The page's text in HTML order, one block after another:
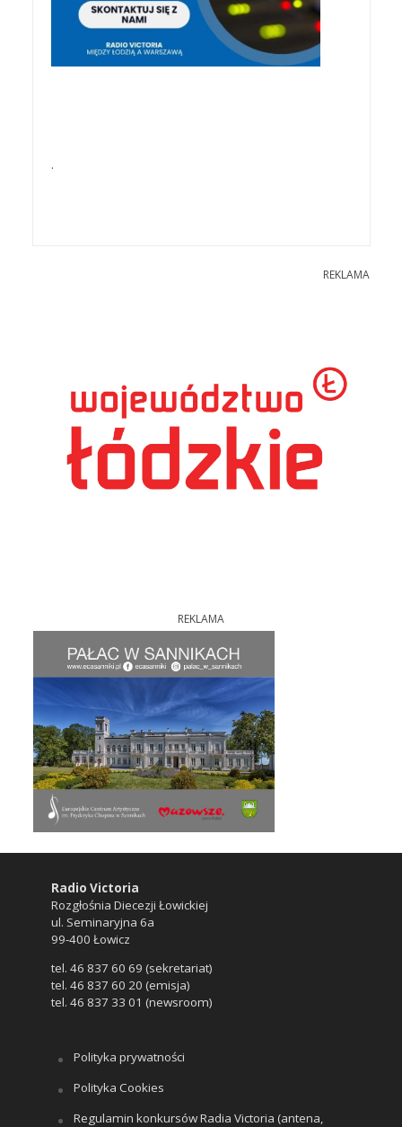
.
REKLAMA
REKLAMA
Radio Victoria
Rozgłośnia Diecezji Łowickiej
ul. Seminaryjna 6a
99-400 Łowicz
tel. 46 837 60 69 (sekretariat)
tel. 46 837 60 20 (emisja)
tel. 46 837 33 01 (newsroom)
Polityka prywatności
Polityka Cookies
Regulamin konkursów Radia Victoria (antena,